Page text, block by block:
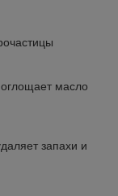
масло
запахи и